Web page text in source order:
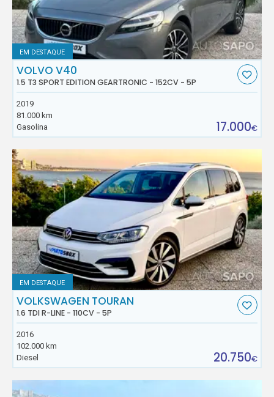
EM DESTAQUE
VOLVO V40
1.5 T3 SPORT EDITION GEARTRONIC - 152CV - 5P
2019
81.000 km
Gasolina
17.000€
EM DESTAQUE
VOLKSWAGEN TOURAN
1.6 TDI R-LINE - 110CV - 5P
2016
102.000 km
Diesel
20.750€